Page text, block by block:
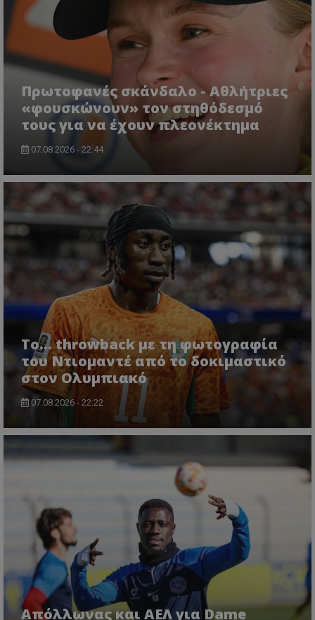
Πρωτοφανές σκάνδαλο - Aθλήτριες
«φουσκώνουν» τον στηθόδεσμό
τους για να έχουν πλεονέκτημα
07.08.2026 - 22:44
Το... throwback με τη φωτογραφία
του Ντιομαντέ από το δοκιμαστικό
στον Ολυμπιακό
07.08.2026 - 22:22
Απόλλωνας και ΑΕΛ για Dame